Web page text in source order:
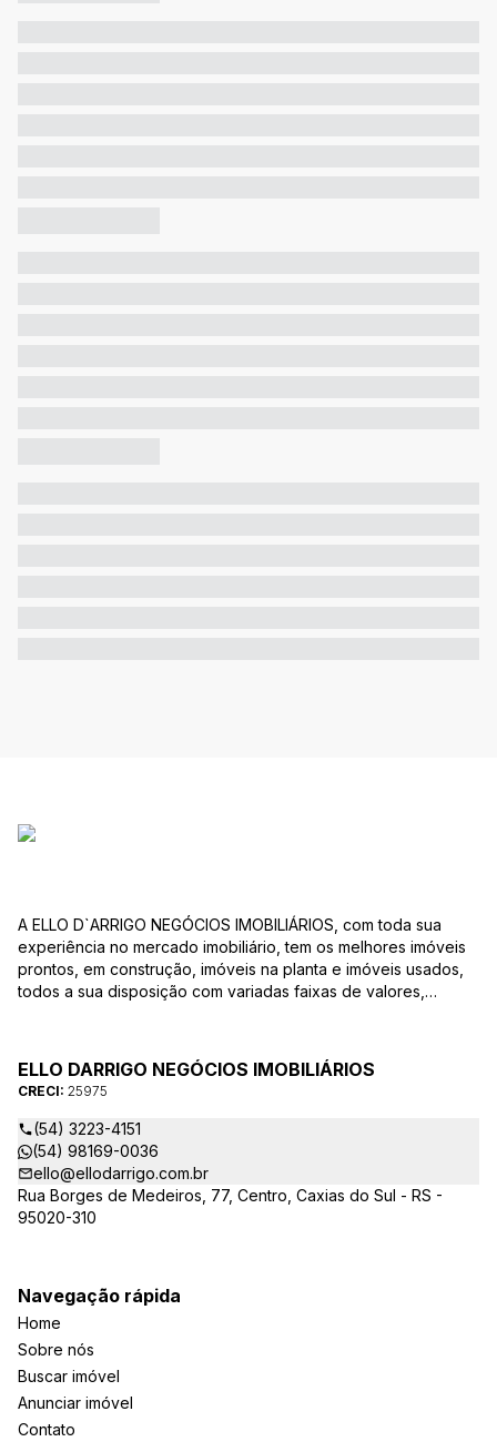
A ELLO D`ARRIGO NEGÓCIOS IMOBILIÁRIOS, com toda sua
experiência no mercado imobiliário, tem os melhores imóveis
prontos, em construção, imóveis na planta e imóveis usados,
todos a sua disposição com variadas faixas de valores,
credenciados ao CRECI-25975 estarão sempre prontos para
responder-lhe todas as suas dúvidas sobre casas,
apartamentos, terrenos, salas comerciais e outros produtos
imobiliários.
ELLO DARRIGO NEGÓCIOS IMOBILIÁRIOS
CRECI: 25975
(54) 3223-4151
(54) 98169-0036
ello@ellodarrigo.com.br
Rua Borges de Medeiros, 77, Centro, Caxias do Sul - RS -
95020-310
Navegação rápida
Home
Sobre nós
Buscar imóvel
Anunciar imóvel
Contato